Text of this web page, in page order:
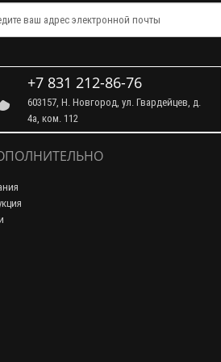
+7 831 212-86-76
603157, Н. Новгород, ул. Гвардейцев, д.
4а, ком. 112